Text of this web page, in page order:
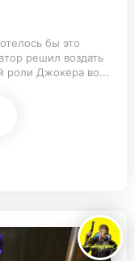
бы это
решил воздать
роли Джокера во...